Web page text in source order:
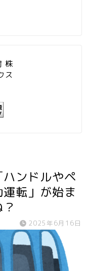
ハンドルやペ
転」が始ま
2025年6月16日